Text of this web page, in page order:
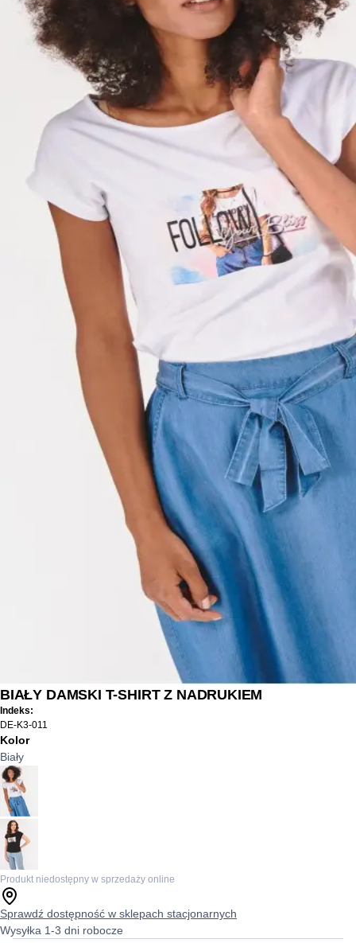
BIAŁY DAMSKI T-SHIRT Z NADRUKIEM
Indeks:
DE-K3-011
Kolor
Biały
Produkt niedostępny w sprzedaży online
Sprawdź dostępność w sklepach stacjonarnych
Wysyłka 1-3 dni robocze